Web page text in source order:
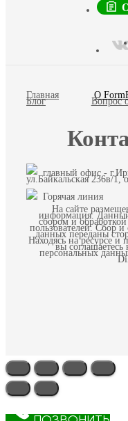
Главная О
Блог Вопрос
главный офис -
ул.Байкальская 236в/1,
Горячая линия
На сайте
информация. Данный
сбором и
пользователей. Сбор и
данных переданы
Находясь на ресурсе и
вы соглашаетесь
персональных